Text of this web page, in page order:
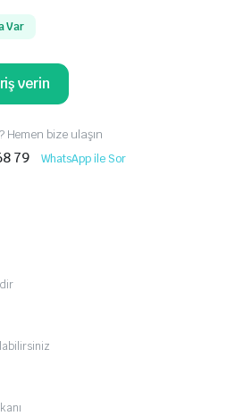
Var
verin
Hemen bize ulaşın
79 WhatsApp ile Sor